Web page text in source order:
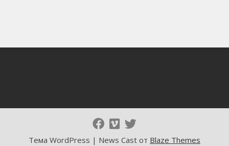
Тема WordPress | News Cast от Blaze Themes